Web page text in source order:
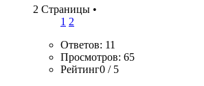
2 Страницы •
1 2
Ответов: 11
Просмотров: 65
Рейтинг0 / 5